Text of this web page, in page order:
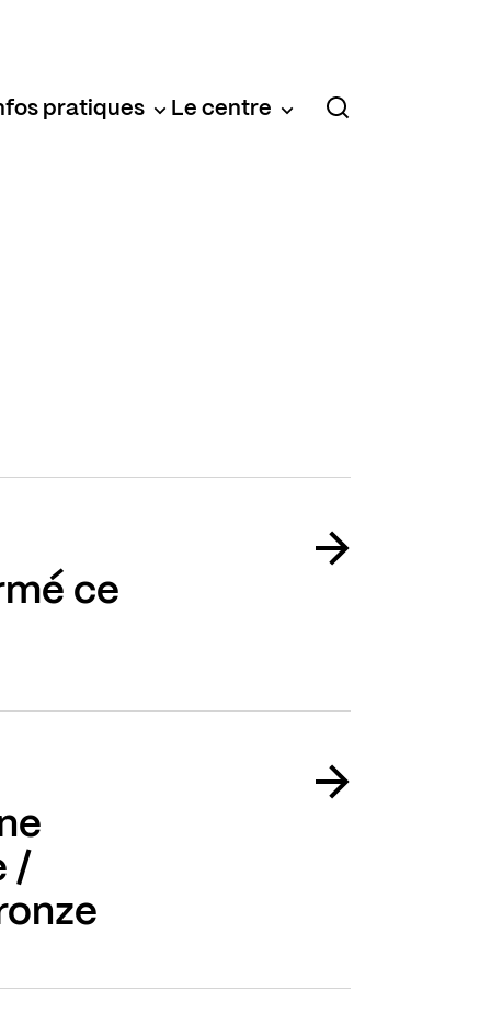
pratiques Le centre
ce
/